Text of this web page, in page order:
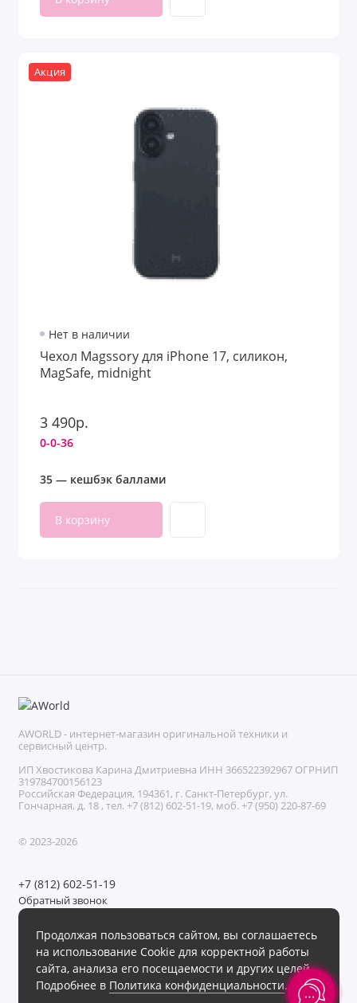
Акция
Нет в наличии
Чехол Magssory для iPhone 17, силикон,
MagSafe, midnight
3 490р.
0-0-36
35 — кешбэк баллами
В корзину
Продолжая пользоваться сайтом, вы соглашаетесь
на использование Cookie для корректной работы
сайта, анализа его посещаемости и других целей.
Подробнее в Политика конфиденциальности.
AWORLD - интернет-магазин оригинальной техники и
сервисный центр.
ИП Хвостикова Карина Дмитриевна ИНН 366522392967 ОГРНИП
319784700156123
Российская Федерация, 194361, г. Санкт-Петербург, ул.
Гончарная, д. 18 , тел. +7 (812) 602-51-19, моб. +7 (950) 220-87-69
© 2023-2026
+7 (812) 602-51-19
Обратный звонок
Мы в сети